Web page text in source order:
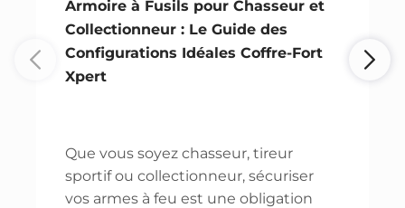
Armoire à Fusils pour Chasseur et
Collectionneur : Le Guide des
Configurations Idéales Coffre-Fort
Xpert
Que vous soyez chasseur, tireur
sportif ou collectionneur, sécuriser
vos armes à feu est une obligation